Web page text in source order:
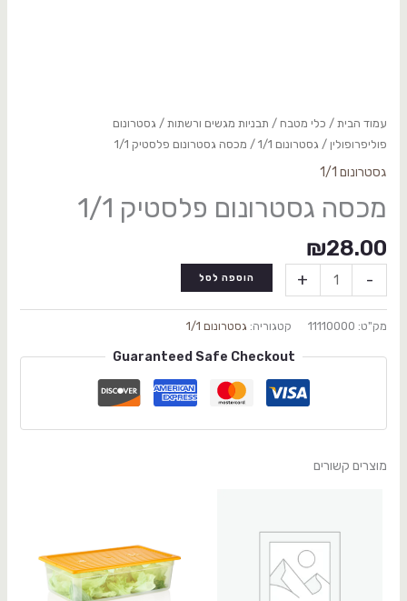
עמוד הבית/ כלי מטבח / תבניות מגשים ורשתות/ גסטרונום
פוליפרופולין / גסטרונום 1/1 / מכסה גסטרונום פלסטיק 1/1
גסטרונום 1/1
מכסה גסטרונום פלסטיק 1/1
₪28.00
-
+ הוספה לסל
מק"ט: 11110000 קטגוריה: גסטרונום 1/1
Guaranteed Safe Checkout
מוצרים קשורים